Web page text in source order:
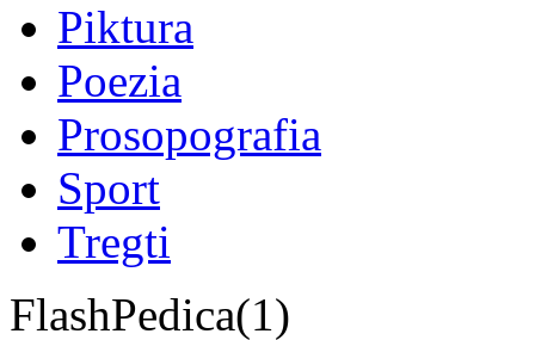
Piktura
Poezia
Prosopografia
Sport
Tregti
FlashPedica(1)